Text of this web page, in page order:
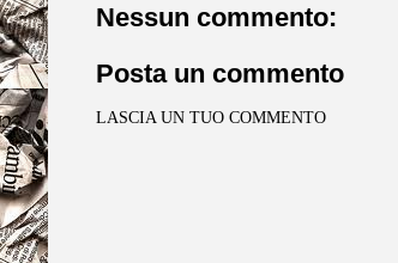
Nessun commento:
Posta un commento
LASCIA UN TUO COMMENTO